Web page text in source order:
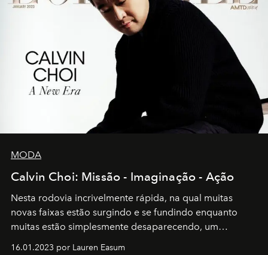
MODA
Calvin Choi: Missão - Imaginação - Ação
Nesta rodovia incrivelmente rápida, na qual muitas
novas faixas estão surgindo e se fundindo enquanto
muitas estão simplesmente desaparecendo, um
16.01.2023 por Lauren Easum